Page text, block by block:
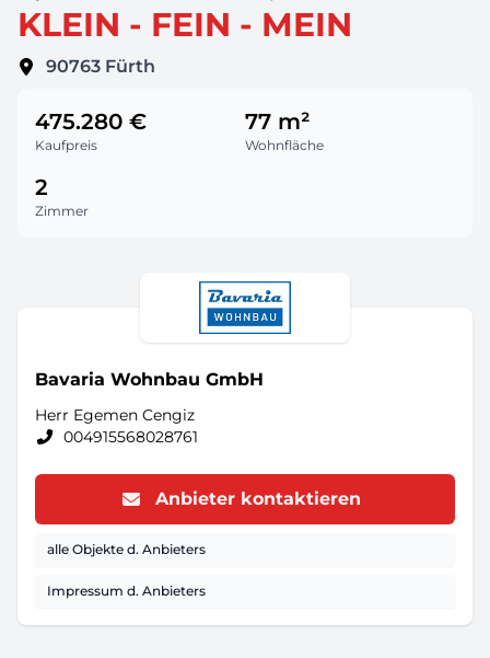
KLEIN - FEIN - MEIN
90763 Fürth
Kaufpreis
475.280 €
Wohnfläche
77 m²
Zimmer
2
Bavaria Wohnbau GmbH
Herr Egemen Cengiz
004915568028761
Anbieter kontaktieren
alle Objekte d. Anbieters
Impressum d. Anbieters